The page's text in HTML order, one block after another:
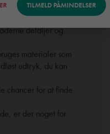
TILMELD PÅMINDELSER
vedhæng og
er kendetegnet
detaljer og
materialer som
udtryk, du kan
chancer for at finde
er der noget for